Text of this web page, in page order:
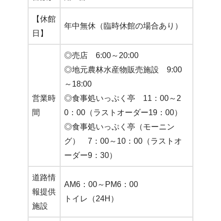
【休館
日】
年中無休（臨時休館の場合あり）
営業時
間
◎売店 6:00～20:00
◎地元農林水産物販売施設 9:00
～18:00
◎食事処いっぷく亭 11：00～2
0：00（ラストオーダー19：00）
◎食事処いっぷく亭（モーニン
グ） 7：00～10：00（ラストオ
ーダー9：30）
道路情
報提供
施設
AM6：00～PM6：00
トイレ（24H）